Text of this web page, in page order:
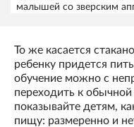
малышей со зверским
То же касается
ребенку придется
обучение можно с
переходить к
показывайте детям,
пищу: размеренно и